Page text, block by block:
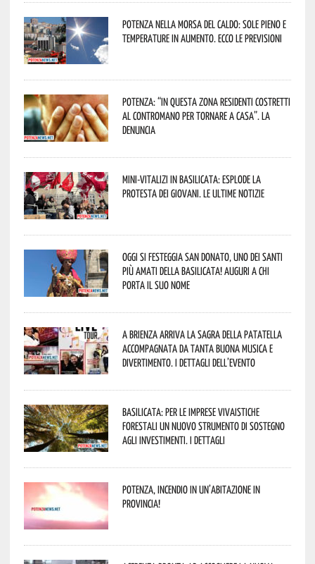
Potenza nella morsa del caldo: sole pieno e
temperature in aumento. Ecco le previsioni
Potenza: “In questa zona residenti costretti
al contromano per tornare a casa”. La
denuncia
Mini-vitalizi in Basilicata: esplode la
protesta dei giovani. Le ultime notizie
Oggi si festeggia San Donato, uno dei Santi
più amati della Basilicata! Auguri a chi
porta il suo nome
A Brienza arriva la Sagra della Patatella
accompagnata da tanta buona musica e
divertimento. I dettagli dell’evento
Basilicata: per le imprese vivaistiche
forestali un nuovo strumento di sostegno
agli investimenti. I dettagli
Potenza, incendio in un’abitazione in
provincia!